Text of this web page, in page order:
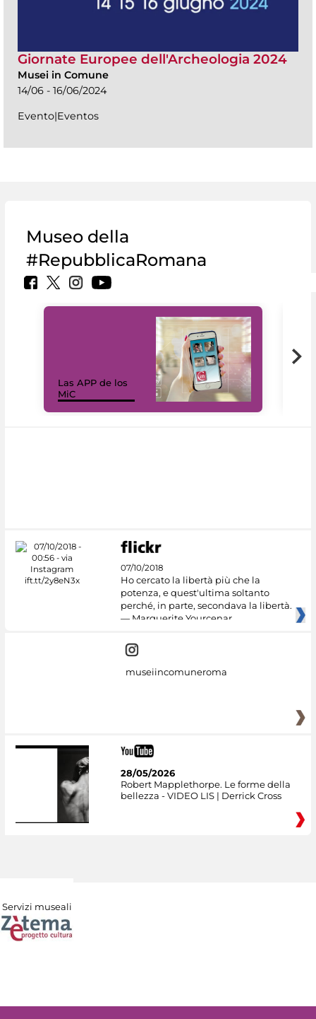
Giornate Europee dell'Archeologia 2024
Musei in Comune
14/06 - 16/06/2024
Evento|Eventos
Museo della
#RepubblicaRomana
Las APP de los
MiC
07/10/2018
Ho cercato la libertà più che la
potenza, e quest'ultima soltanto
perché, in parte, secondava la libertà.
— Marguerite Yourcenar
museiincomuneroma
28/05/2026
Robert Mapplethorpe. Le forme della
bellezza - VIDEO LIS | Derrick Cross
Servizi museali